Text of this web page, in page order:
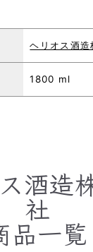
ヘリオス酒造
1800 ml
酒造
社
品一覧